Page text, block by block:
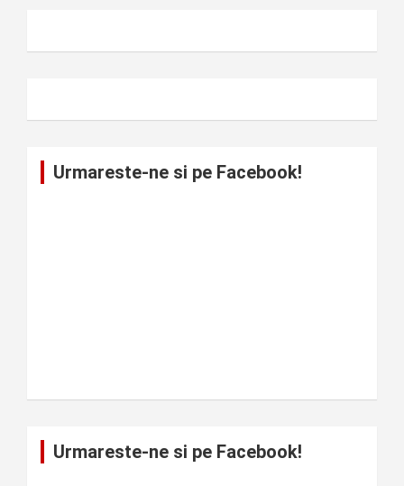
Urmareste-ne si pe Facebook!
Urmareste-ne si pe Facebook!